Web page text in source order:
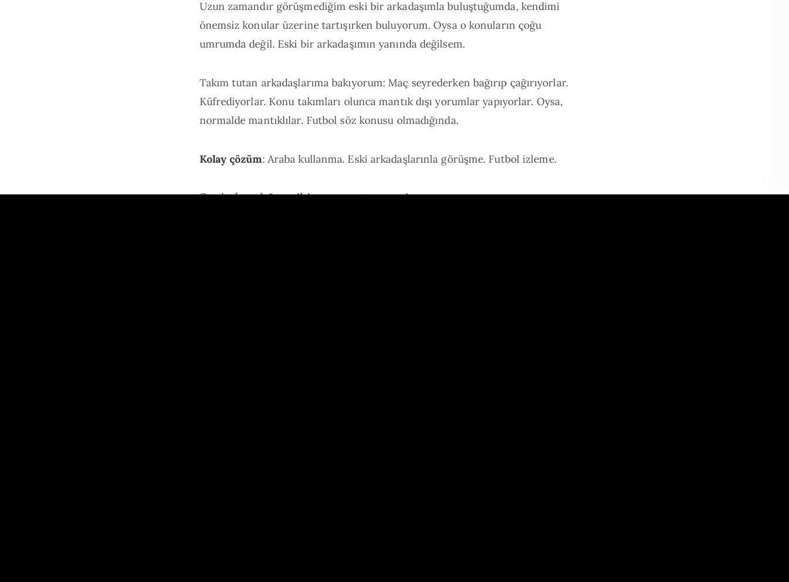
Uzun zamandır görüşmediğim eski bir arkadaşımla buluştuğumda, kendimi
önemsiz konular üzerine tartışırken buluyorum. Oysa o konuların çoğu
umrumda değil. Eski bir arkadaşımın yanında değilsem.
Takım tutan arkadaşlarıma bakıyorum: Maç seyrederken bağırıp çağırıyorlar.
Küfrediyorlar. Konu takımları olunca mantık dışı yorumlar yapıyorlar. Oysa,
normalde mantıklılar. Futbol söz konusu olmadığında.
Kolay çözüm: Araba kullanma. Eski arkadaşlarınla görüşme. Futbol izleme.
Seni olmadığın gibi yapan ortama girme.